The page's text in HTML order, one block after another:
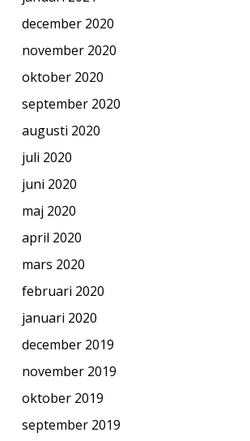
december 2020
november 2020
oktober 2020
september 2020
augusti 2020
juli 2020
juni 2020
maj 2020
april 2020
mars 2020
februari 2020
januari 2020
december 2019
november 2019
oktober 2019
september 2019